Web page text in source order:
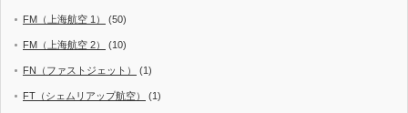
FM（上海航空 1） (50)
FM（上海航空 2） (10)
FN（ファストジェット） (1)
FT（シェムリアップ航空） (1)